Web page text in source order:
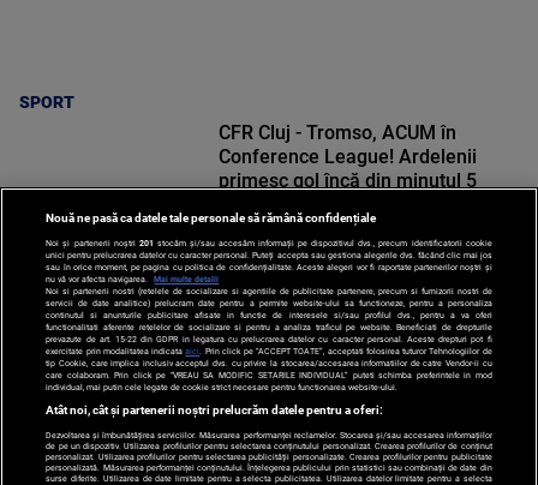
SPORT
SPORT
CFR Cluj - Tromso, ACUM în
Conference League! Ardelenii
primesc gol încă din minutul 5
Nouă ne pasă ca datele tale personale să rămână confidențiale
Noi și partenerii noștri 201 stocăm și/sau accesăm informații pe dispozitivul dvs., precum identificatorii cookie
unici pentru prelucrarea datelor cu caracter personal. Puteți accepta sau gestiona alegerile dvs. făcând clic mai jos
sau în orice moment, pe pagina cu politica de confidențialitate. Aceste alegeri vor fi raportate partenerilor noștri și
nu vă vor afecta navigarea.
Mai multe detalii
Noi si partenerii nostri (retelele de socializare si agentiile de publicitate partenere, precum si furnizorii nostri de
servicii de date analitice) prelucram date pentru a permite website-ului sa functioneze, pentru a personaliza
continutul si anunturile publicitare afisate in functie de interesele si/sau profilul dvs., pentru a va oferi
functionalitati aferente retelelor de socializare si pentru a analiza traficul pe website. Beneficiati de drepturile
prevazute de art. 15-22 din GDPR in legatura cu prelucrarea datelor cu caracter personal. Aceste drepturi pot fi
exercitate prin modalitatea indicataaici . Prin click pe “ACCEPT TOATE”, acceptati folosirea tuturor Tehnologiilor de
tip Cookie, care implica inclusiv acceptul dvs. cu privire la stocarea/accesarea informatiilor de catre Vendor-ii cu
care colaboram. Prin click pe “VREAU SA MODIFIC SETARILE INDIVIDUAL” puteti schimba preferintele in mod
individual, mai putin cele legate de cookie strict necesare pentru functionarea website-ului.
Atât noi, cât și partenerii noștri prelucrăm datele pentru a oferi:
Dezvoltarea și îmbunătățirea serviciilor. Măsurarea performanței reclamelor. Stocarea și/sau accesarea informațiilor
de pe un dispozitiv. Utilizarea profilurilor pentru selectarea conținutului personalizat. Crearea profilurilor de conținut
personalizat. Utilizarea profilurilor pentru selectarea publicității personalizate. Crearea profilurilor pentru publicitate
personalizată. Măsurarea performanței conținutului. Înțelegerea publicului prin statistici sau combinații de date din
surse diferite. Utilizarea de date limitate pentru a selecta publicitatea. Utilizarea datelor limitate pentru a selecta